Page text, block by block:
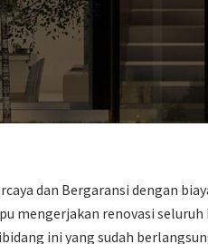
dan Bergaransi dengan
mengerjakan renovasi
ini yang sudah